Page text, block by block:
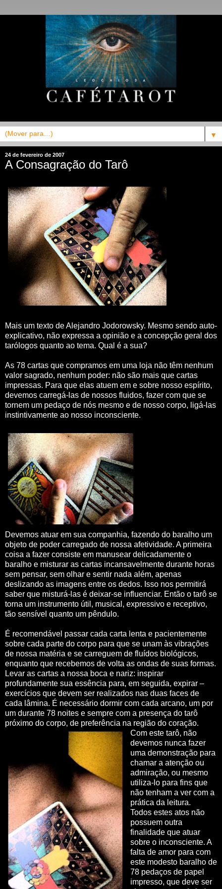
▼
24 de fevereiro de 2007
A Consagração do Tarô
Mais um texto de Alejandro Jodorowsky. Mesmo sendo auto-
explicativo, não expressa a opinião e a concepção geral dos
tarólogos quanto ao tema. Qual é a sua?
As 78 cartas que compramos em uma loja não têm nenhum
valor sagrado, nenhum poder: não são mais que cartas
impressas. Para que elas atuem em e sobre nosso espírito,
devemos carregá-las de nossos fluidos, fazer com que se
tornem um pedaço de nós mesmo e de nosso corpo, ligá-las
instintivamente ao nosso inconsciente.
Devemos atuar em sua companhia, fazendo do baralho um
objeto de poder carregado de nossa afetividade. A primeira
coisa a fazer consiste em manusear delicadamente o
baralho e misturar as cartas incansavelmente durante horas
sem pensar, sem olhar e sentir nada além, apenas
deslizando as imagens entre os dedos. Isso nos permitirá
saber que misturá-las é deixar-se influenciar. Então o tarô se
torna um instrumento útil, musical, expressivo e receptivo,
tão sensível quanto um pêndulo.
É recomendável passar cada carta lenta e pacientemente
sobre cada parte do corpo para que se unam às vibrações
de nossa matéria e se carreguem de fluídos biológicos,
enquanto que recebemos de volta as ondas de suas formas.
Levar as cartas a nossa boca e nariz: inspirar
profundamente sua essência para, em seguida, expirar –
exercícios que devem ser realizados nas duas faces de
cada lâmina. É necessário dormir com cada arcano, um por
um durante 78 noites e sempre com a presença do tarô
próximo do corpo, de preferência na região do coração.
Com este tarô, não
devemos nunca fazer
uma demonstração para
chamar a atenção ou
admiração, ou mesmo
utiliza-lo para fins que
não tenham a ver com a
prática da leitura.
Todos estes atos não
possuem outra
finalidade que atuar
sobre o inconsciente. A
falta de amor para com
este modesto baralho de
78 pedaços de papel
impresso, que deve ser